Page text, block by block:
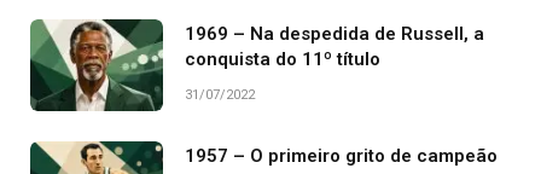
1969 – Na despedida de Russell, a
conquista do 11º título
31/07/2022
1957 – O primeiro grito de campeão